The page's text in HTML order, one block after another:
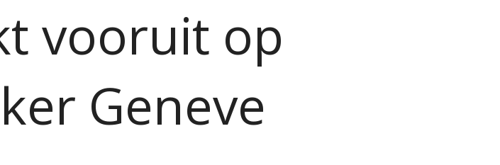
vooruit op
Geneve